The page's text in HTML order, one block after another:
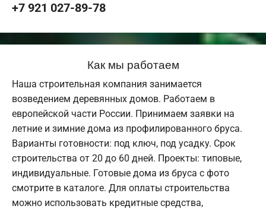
+7 921 027-89-78
Как мы работаем
Наша строительная компания занимается
возведением деревянных домов. Работаем в
европейской части России. Принимаем заявки на
летние и зимние дома из профилированного бруса.
Варианты готовности: под ключ, под усадку. Срок
строительства от 20 до 60 дней. Проекты: типовые,
индивидуальные. Готовые дома из бруса с фото
смотрите в каталоге. Для оплаты строительства
можно использовать кредитные средства,